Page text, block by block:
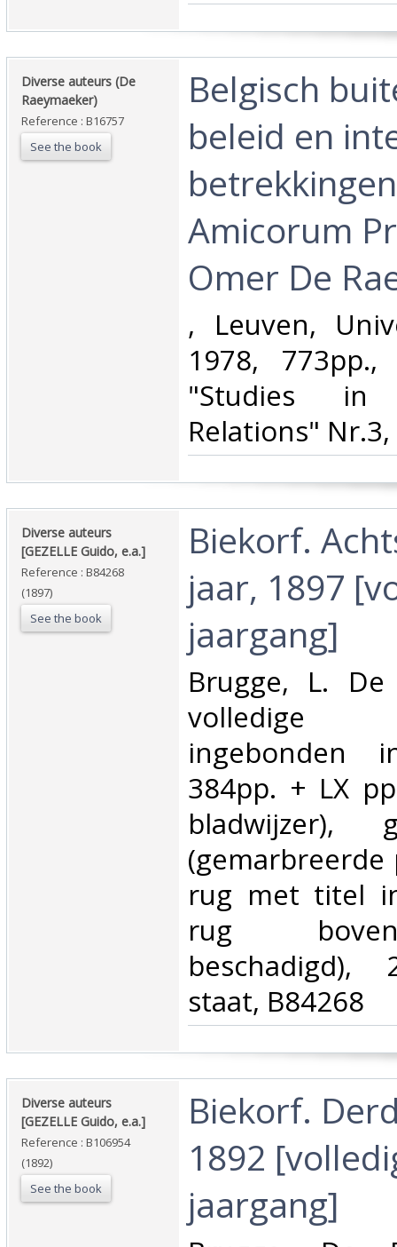
‎Diverse auteurs (De
Raeymaeker)‎
Reference : B16757
See the book
‎Belgisch
beleid en
Amicorum
Omer De
‎, Leuven,
1978,
"Studies in
Relations"
‎Diverse auteurs
[GEZELLE Guido, e.a.]‎
Reference : B84268
(1897)
See the book
‎Biekorf.
jaar, 1897
jaargang]‎
‎Brugge, L.
volledige
ingebonden
384pp. + LX
bladwijzer),
rug met titel
rug
beschadigd),
staat, B84268‎
‎Diverse auteurs
[GEZELLE Guido, e.a.]‎
Reference : B106954
(1892)
See the book
‎Biekorf.
1892
jaargang]‎